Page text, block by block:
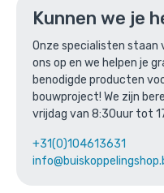
Kunnen we je
Onze specialisten staan
ons op en we helpen je
benodigde producten
bouwproject! We zijn
vrijdag van 8:30uur tot
+31(0)104613631
of verder winkelen
Bovenstaande
gecombineerd